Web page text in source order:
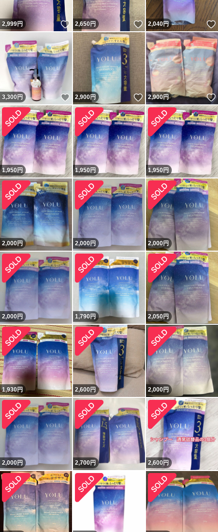
2,999円 いいね！
2,650円 いいね！
2,040円
3,300円 いいね！
2,900円 いいね！
2,900円
1,950 円 1,950 円 1,950 円
2,000円 2,000円 2,000円
2,000円 1,790円 2,050円
1,930円 2,600円 2,000円
2,000円 2,700円 2,600円